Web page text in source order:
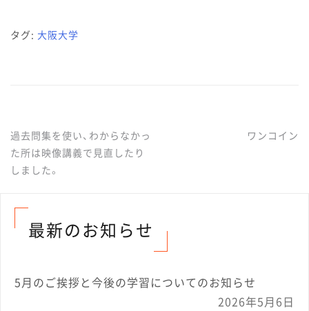
タグ: 大阪大学
投
稿
ナ
過去問集を使い、わからなかっ
た所は映像講義で見直したり
しました。
ワンコイン
最新のお知らせ
5月のご挨拶と今後の学習についてのお知らせ
2026年5月6日